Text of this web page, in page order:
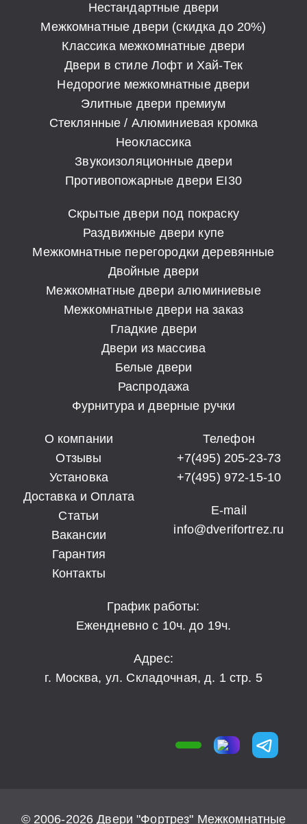
Нестандартные двери
Межкомнатные двери (скидка до 20%)
Классика межкомнатные двери
Двери в стиле Лофт и Хай-Тек
Недорогие межкомнатные двери
Элитные двери премиум
Стеклянные / Алюминиевая кромка
Неоклассика
Звукоизоляционные двери
Противопожарные двери EI30
Скрытые двери под покраску
Раздвижные двери купе
Межкомнатные перегородки деревянные
Двойные двери
Межкомнатные двери алюминиевые
Межкомнатные двери на заказ
Гладкие двери
Двери из массива
Белые двери
Распродажа
Фурнитура и дверные ручки
О компании
Отзывы
Установка
Доставка и Оплата
Статьи
Вакансии
Гарантия
Контакты
Телефон
+7(495) 205-23-73
+7(495) 972-15-10
E-mail
info@dverifortrez.ru
График работы:
Ежендневно с 10ч. до 19ч.
Адрес:
г. Москва, ул. Складочная, д. 1 стр. 5
© 2006-2026 Двери "Фортрез" Межкомнатные